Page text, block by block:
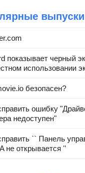
выпуски
показывает черный
использовании
безопасен?
ошибку
недоступен"
`` Панель
не открывается ''